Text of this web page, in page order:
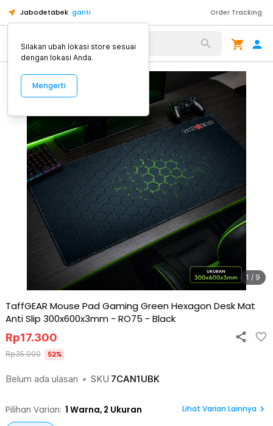
Jabodetabek ganti Order Tracking
Alat Kopi
1 / 9
TaffGEAR Mouse Pad Gaming Green Hexagon Desk Mat
Anti Slip 300x600x3mm - RO75 - Black
Belum ada ulasan • SKU 7CAN1UBK
Rp17.300
Rp35.900 52%
Pilihan Varian: 1 Warna, 2 Ukuran Lihat Varian Lainnya
Silakan ubah lokasi store sesuai
dengan lokasi Anda.
Mengerti